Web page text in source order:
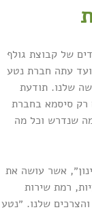
של קבוצת גולף
עתה חברת נטע
שלנו. תודעת
רק סיסמא בחברת
שנדרש וכל מה
אשר עושה את
רמת שירות
שלנו. ״נטע